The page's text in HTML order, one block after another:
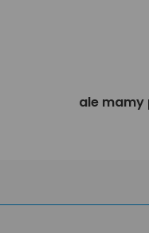
ale mamy